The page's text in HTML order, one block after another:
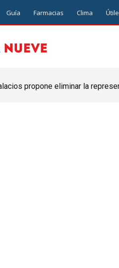
Guía Farmacias Clima
propone eliminar la